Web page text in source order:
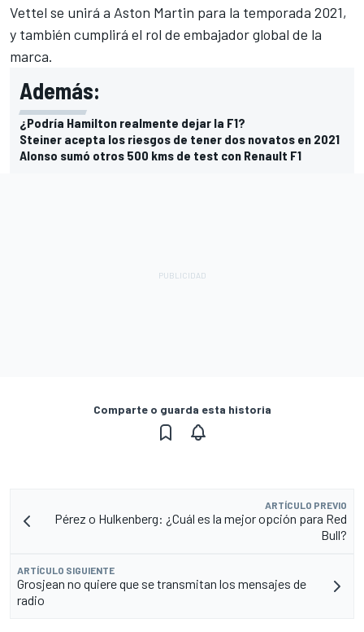
Vettel se unirá a Aston Martin para la temporada 2021,
y también cumplirá el rol de embajador global de la
marca.
Además:
¿Podría Hamilton realmente dejar la F1?
Steiner acepta los riesgos de tener dos novatos en 2021
Alonso sumó otros 500 kms de test con Renault F1
Comparte o guarda esta historia
ARTÍCULO PREVIO
Pérez o Hulkenberg: ¿Cuál es la mejor opción para Red
Bull?
ARTÍCULO SIGUIENTE
Grosjean no quiere que se transmitan los mensajes de
radio